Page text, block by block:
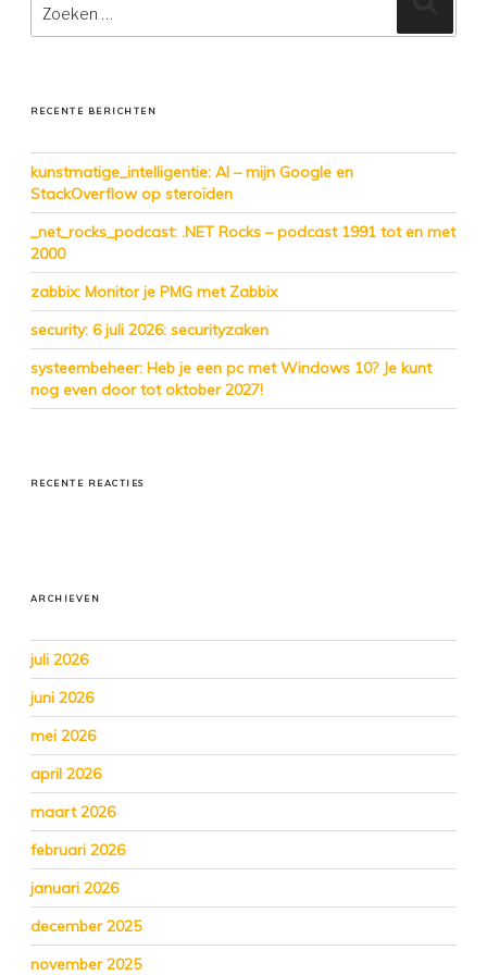
naar:
RECENTE BERICHTEN
kunstmatige_intelligentie: AI – mijn Google en
StackOverflow op steroïden
_net_rocks_podcast: .NET Rocks – podcast 1991 tot en met
2000
zabbix: Monitor je PMG met Zabbix
security: 6 juli 2026: securityzaken
systeembeheer: Heb je een pc met Windows 10? Je kunt
nog even door tot oktober 2027!
RECENTE REACTIES
ARCHIEVEN
juli 2026
juni 2026
mei 2026
april 2026
maart 2026
februari 2026
januari 2026
december 2025
november 2025